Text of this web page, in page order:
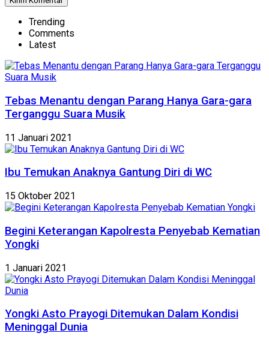
Trending
Comments
Latest
Tebas Menantu dengan Parang Hanya Gara-gara
Terganggu Suara Musik
11 Januari 2021
Ibu Temukan Anaknya Gantung Diri di WC
15 Oktober 2021
Begini Keterangan Kapolresta Penyebab Kematian
Yongki
1 Januari 2021
Yongki Asto Prayogi Ditemukan Dalam Kondisi
Meninggal Dunia